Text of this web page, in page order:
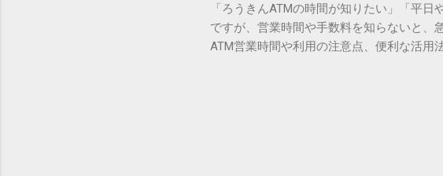
じめ配達時間を変更するといった先回り
本国内で最も利用されているコミュニケー
します。 1. トーク画面からワンタップで
接届きます。そのまま画面上のボタンを
時頃に伺います」というメッセージが届
「ろうきんATMの時間が知りたい」「平
ですが、営業時間や手数料を知らないと、
ATM営業時間や利用の注意点、便利な活用
日：休止（※一部店舗では土曜日のみ利用
ATMや提携ATMを使う際は、 時間帯によ
低額 平日18:00〜21:00／土日祝日：110〜